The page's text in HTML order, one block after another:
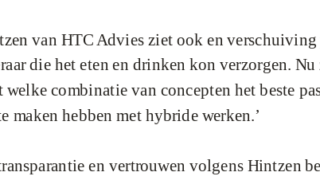
van HTC Advies ziet ook en
die het eten en drinken kon verzorgen.
combinatie van concepten het beste
maken hebben met hybride werken.’
en vertrouwen volgens Hintzen